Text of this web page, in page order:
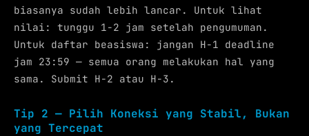
biasanya sudah lebih lancar. Untuk lihat
nilai: tunggu 1-2 jam setelah pengumuman.
Untuk daftar beasiswa: jangan H-1 deadline
jam 23:59 — semua orang melakukan hal yang
sama. Submit H-2 atau H-3.
Tip 2 — Pilih Koneksi yang Stabil, Bukan
yang Tercepat